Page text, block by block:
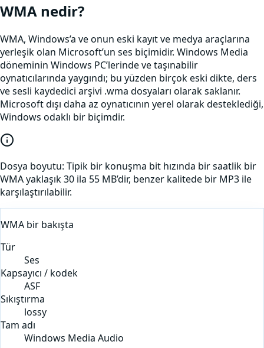
WMA nedir?
WMA, Windows’a ve onun eski kayıt ve medya araçlarına
yerleşik olan Microsoft’un ses biçimidir. Windows Media
döneminin Windows PC’lerinde ve taşınabilir
oynatıcılarında yaygındı; bu yüzden birçok eski dikte, ders
ve sesli kaydedici arşivi .wma dosyaları olarak saklanır.
Microsoft dışı daha az oynatıcının yerel olarak desteklediği,
Windows odaklı bir biçimdir.
Dosya boyutu: Tipik bir konuşma bit hızında bir saatlik bir
WMA yaklaşık 30 ila 55 MB’dir, benzer kalitede bir MP3 ile
karşılaştırılabilir.
WMA bir bakışta
Tür
Ses
Kapsayıcı / kodek
ASF
Sıkıştırma
lossy
Tam adı
Windows Media Audio